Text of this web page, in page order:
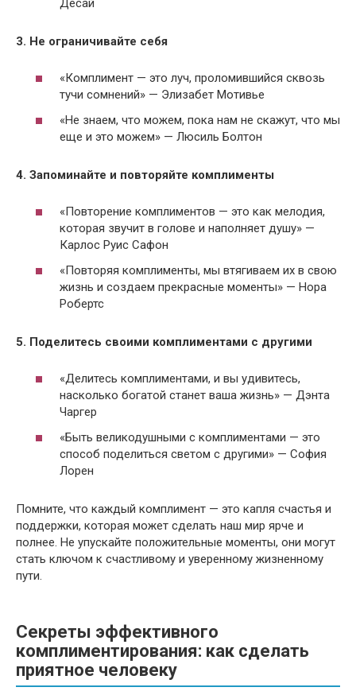
Десай
3. Не ограничивайте себя
«Комплимент — это луч, проломившийся сквозь
тучи сомнений» — Элизабет Мотивье
«Не знаем, что можем, пока нам не скажут, что мы
еще и это можем» — Люсиль Болтон
4. Запоминайте и повторяйте комплименты
«Повторение комплиментов — это как мелодия,
которая звучит в голове и наполняет душу» —
Карлос Руис Сафон
«Повторяя комплименты, мы втягиваем их в свою
жизнь и создаем прекрасные моменты» — Нора
Робертс
5. Поделитесь своими комплиментами с другими
«Делитесь комплиментами, и вы удивитесь,
насколько богатой станет ваша жизнь» — Дэнта
Чаргер
«Быть великодушными с комплиментами — это
способ поделиться светом с другими» — София
Лорен
Помните, что каждый комплимент — это капля счастья и
поддержки, которая может сделать наш мир ярче и
полнее. Не упускайте положительные моменты, они могут
стать ключом к счастливому и уверенному жизненному
пути.
Секреты эффективного
комплиментирования: как сделать
приятное человеку